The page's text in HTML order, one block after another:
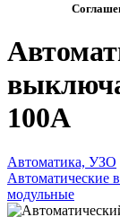
100А
Автоматика, УЗО
Автоматические
модульные